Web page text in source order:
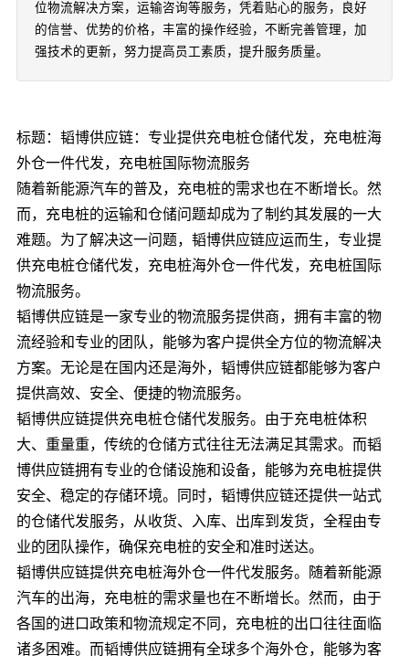
位物流解决方案，运输咨询等服务，凭着贴心的服务，良好
的信誉、优势的价格，丰富的操作经验，不断完善管理，加
强技术的更新，努力提高员工素质，提升服务质量。
标题：韬博供应链：专业提供充电桩仓储代发，充电桩海
外仓一件代发，充电桩国际物流服务
随着新能源汽车的普及，充电桩的需求也在不断增长。然
而，充电桩的运输和仓储问题却成为了制约其发展的一大
难题。为了解决这一问题，韬博供应链应运而生，专业提
供充电桩仓储代发，充电桩海外仓一件代发，充电桩国际
物流服务。
韬博供应链是一家专业的物流服务提供商，拥有丰富的物
流经验和专业的团队，能够为客户提供全方位的物流解决
方案。无论是在国内还是海外，韬博供应链都能够为客户
提供高效、安全、便捷的物流服务。
韬博供应链提供充电桩仓储代发服务。由于充电桩体积
大、重量重，传统的仓储方式往往无法满足其需求。而韬
博供应链拥有专业的仓储设施和设备，能够为充电桩提供
安全、稳定的存储环境。同时，韬博供应链还提供一站式
的仓储代发服务，从收货、入库、出库到发货，全程由专
业的团队操作，确保充电桩的安全和准时送达。
韬博供应链提供充电桩海外仓一件代发服务。随着新能源
汽车的出海，充电桩的需求量也在不断增长。然而，由于
各国的进口政策和物流规定不同，充电桩的出口往往面临
诸多困难。而韬博供应链拥有全球多个海外仓，能够为客